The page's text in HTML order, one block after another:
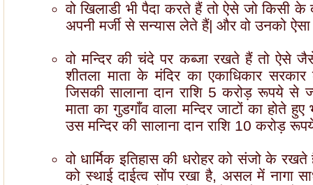
वो खिलाडी भी पैदा करते हैं तो ऐसे जो किसी के
अपनी मर्जी से सन्यास लेते हैं| और वो उनको
वो मन्दिर की चंदे पर कब्जा रखते हैं तो ऐसे
शीतला माता के मंदिर का एकाधिकार
जिसकी सालाना दान राशि 5 करोड़ रूपये से
माता का गुडगाँव वाला मन्दिर जाटों का होते
उस मन्दिर की सालाना दान राशि 10 करोड़
वो धार्मिक इतिहास की धरोहर को संजो के
को स्थाई दाईत्व सोंप रखा है, असल में नागा